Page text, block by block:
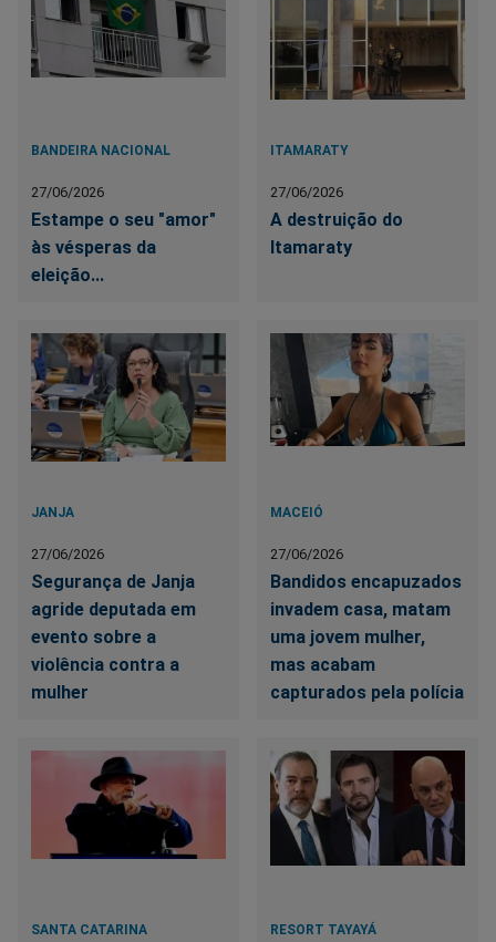
BANDEIRA NACIONAL
27/06/2026
Estampe o seu "amor"
às vésperas da
eleição...
ITAMARATY
27/06/2026
A destruição do
Itamaraty
JANJA
27/06/2026
Segurança de Janja
agride deputada em
evento sobre a
violência contra a
mulher
MACEIÓ
27/06/2026
Bandidos encapuzados
invadem casa, matam
uma jovem mulher,
mas acabam
capturados pela polícia
SANTA CATARINA RESORT TAYAYÁ